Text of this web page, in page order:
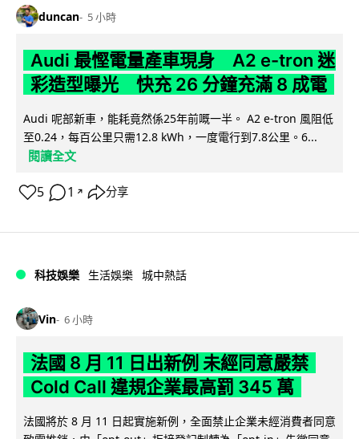
duncan 5 小時
Audi 最慳電量產車現身 A2 e-tron 迷
彩造型曝光 快充 26 分鐘充滿 8 成電
Audi 呢部新車，能耗竟然係25年前嘅一半。 A2 e-tron 風阻低
至0.24，每百公里只需12.8 kWh，一度電行到7.8公里。6...
閱讀全文
5 1 ↗ 分享
科技娛樂 生活娛樂 城中熱話
Vin 6 小時
法國 8 月 11 日出新例 未經同意嚴禁
Cold Call 違規企業最高罰 345 萬
法國將於 8 月 11 日起實施新例，全面禁止企業未經消費者同意